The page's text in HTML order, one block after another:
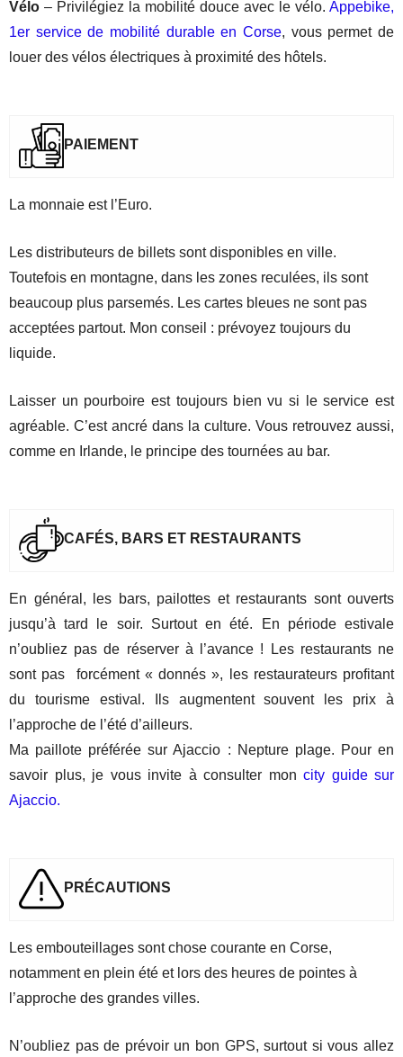
Vélo – Privilégiez la mobilité douce avec le vélo. Appebike,
1er service de mobilité durable en Corse, vous permet de
louer des vélos électriques à proximité des hôtels.
PAIEMENT
La monnaie est l’Euro.
Les distributeurs de billets sont disponibles en ville.
Toutefois en montagne, dans les zones reculées, ils sont
beaucoup plus parsemés. Les cartes bleues ne sont pas
acceptées partout. Mon conseil : prévoyez toujours du
liquide.
Laisser un pourboire est toujours bien vu si le service est
agréable. C’est ancré dans la culture. Vous retrouvez aussi,
comme en Irlande, le principe des tournées au bar.
CAFÉS, BARS ET RESTAURANTS
En général, les bars, pailottes et restaurants sont ouverts
jusqu’à tard le soir. Surtout en été. En période estivale
n’oubliez pas de réserver à l’avance ! Les restaurants ne
sont pas forcément « donnés », les restaurateurs profitant
du tourisme estival. Ils augmentent souvent les prix à
l’approche de l’été d’ailleurs.
Ma paillote préférée sur Ajaccio : Nepture plage. Pour en
savoir plus, je vous invite à consulter mon city guide sur
Ajaccio.
PR ÉCAUTIONS
Les embouteillages sont chose courante en Corse,
notamment en plein été et lors des heures de pointes à
l’approche des grandes villes.
N’oubliez pas de prévoir un bon GPS, surtout si vous allez